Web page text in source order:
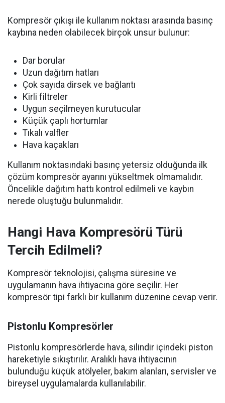
Kompresör çıkışı ile kullanım noktası arasında basınç
kaybına neden olabilecek birçok unsur bulunur:
Dar borular
Uzun dağıtım hatları
Çok sayıda dirsek ve bağlantı
Kirli filtreler
Uygun seçilmeyen kurutucular
Küçük çaplı hortumlar
Tıkalı valfler
Hava kaçakları
Kullanım noktasındaki basınç yetersiz olduğunda ilk
çözüm kompresör ayarını yükseltmek olmamalıdır.
Öncelikle dağıtım hattı kontrol edilmeli ve kaybın
nerede oluştuğu bulunmalıdır.
Hangi Hava Kompresörü Türü
Tercih Edilmeli?
Kompresör teknolojisi, çalışma süresine ve
uygulamanın hava ihtiyacına göre seçilir. Her
kompresör tipi farklı bir kullanım düzenine cevap verir.
Pistonlu Kompresörler
Pistonlu kompresörlerde hava, silindir içindeki piston
hareketiyle sıkıştırılır. Aralıklı hava ihtiyacının
bulunduğu küçük atölyeler, bakım alanları, servisler ve
bireysel uygulamalarda kullanılabilir.